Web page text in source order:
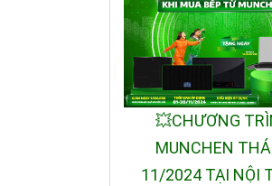
💥CHƯƠNG
MUNCHEN
11/2024 TẠI NỘI